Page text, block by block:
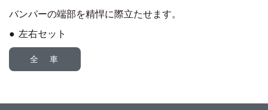
バンパーの端部を精悍に際立たせます。
左右セット
全 車